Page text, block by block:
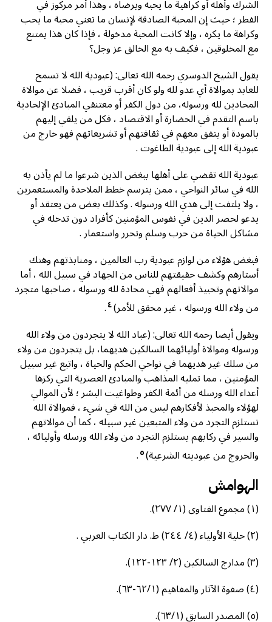
الشرك وأهله أو كراهية ما يحبه ويرضاه ، وهذا أمر مرکوز في
الفطر ؛ حيث إن المحبة الصادقة لإنسان ما تعني محبة ما يحب
وكراهة ما يكره ، وإلا كانت المحبة مدخولة ، فإذا كان هذا يمتنع
مع المخلوقين ، فكيف به مع الخالق عز وجل؟
يقول الشيخ الدوسري رحمه الله تعالی: (عبودية الله لا تسمح
للعابد بموالاة أي عدو لله ولو كان أقرب قريب ، فضلا عن موالاة
المحادين لله ورسوله، من دول الكفر أو معتنقي المبادئ الإلحادية
باسم التقدم في الحضارة أو الاقتصاد ، فكل من يلقي إليهم
بالمودة أو يتفق معهم في ثقافتهم أو تشريعاتهم فهو خارج من
عبودية الله إلى عبودية الطاغوت .
عبودية الله تقضي على أهلها ببغض الذين شرعوا ما لم يأذن به
الله في سائر النواحي ، ممن يترسم خطط الملاحدة والمستعمرين
، ولا يلتفت إلى هدي الله ورسوله . وكذلك بغض من يعتقد أو
يدعو لحصر الدين في نفوس المؤمنين كأفراد دون تدخله في
مشاكل الحياة من حرب وسلم وتحرر واستعمار .
فبغض هؤلاء من لوازم عبودية رب العالمين ، ومنابذتهم وهتك
أستارهم وكشف حقيقتهم للناس من الجهاد في سبيل الله ، أما
موالاتهم وتحبيذ أفعالهم فهي محادة لله ورسوله ، صاحبها متجرد
من ولاء الله ورسوله ، غير محقق للأمر)٤.
ويقول أيضا رحمه الله تعالی: (عباد الله لا يتجردون من ولاء الله
ورسوله وموالاة أوليائهما السالكين هديهما، بل يتجردون من ولاء
من سلك غير هديهما في نواحي الحكم والحياة ، واتبع غير سبيل
المؤمنين ، مما تمليه المذاهب والمبادئ العصرية التي رکزها
أعداء الله ورسله من أئمة الكفر وطواغيت البشر ؛ لأن الموالي
لهؤلاء والمحبذ لأفكارهم ليس من الله في شيء ، فموالاة الله
تستلزم التجرد من ولاء المتبعين غير سبيله ، كما أن موالاتهم
والسير في ركابهم يستلزم التجرد من ولاء الله ورسله وأوليائه ،
والخروج من عبوديته الشرعية)٥.
الهوامش
(١) مجموع الفتاوی (١/ ٢٧٧).
(٢) حلية الأولياء (٤/ ٢٤٤) ط. دار الكتاب العربي .
(٣) مدارج السالكين (٢/ ١٢٣-١٢٢).
(٤) صفوة الآثار والمفاهيم (٦٢/١-٦٣).
(٥) المصدر السابق (٦٣/١).